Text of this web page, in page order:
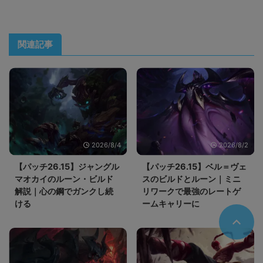
関連記事
2026/8/4
【パッチ26.15】ジャングル
マオカイのルーン・ビルド
解説｜心の鋼でガンクし続
ける
2026/8/2
【パッチ26.15】ベル＝ヴェ
スのビルドとルーン｜ミニ
リワークで最強のレートゲ
ームキャリーに